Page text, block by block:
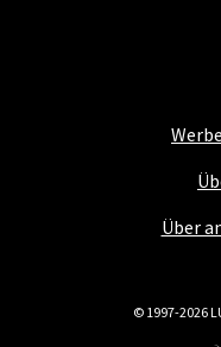
Über
© 1997-2026